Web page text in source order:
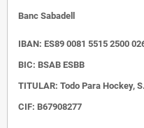
Banc Sabadell
IBAN: ES89 0081 5515 2500
BIC: BSAB ESBB
TITULAR: Todo Para Hockey,
CIF: B67908277